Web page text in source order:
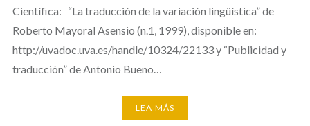
Científica: “La traducción de la variación lingüística” de
Roberto Mayoral Asensio (n.1, 1999), disponible en:
http://uvadoc.uva.es/handle/10324/22133 y “Publicidad y
traducción” de Antonio Bueno…
LEA MÁS